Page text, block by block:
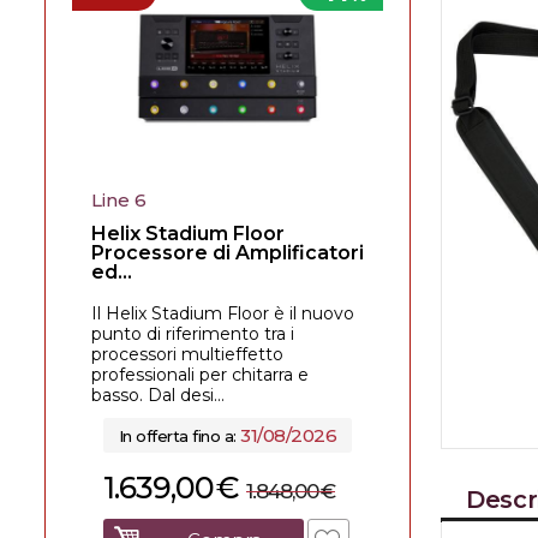
Line 6
Helix Stadium Floor
Processore di Amplificatori
ed...
Il Helix Stadium Floor è il nuovo
punto di riferimento tra i
processori multieffetto
professionali per chitarra e
basso. Dal desi...
In offerta fino a:31/08/2026
€
1.639,00 €
1.848,00